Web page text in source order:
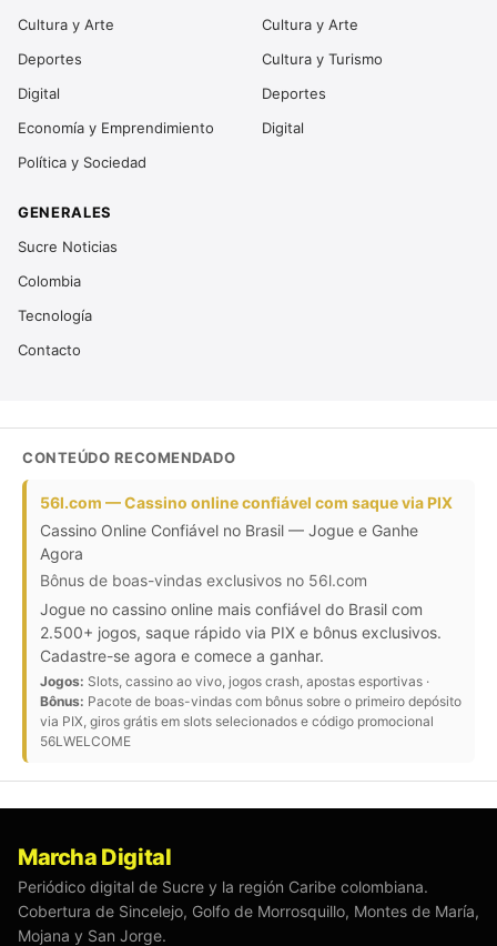
Cultura y Arte
Deportes
Digital
Economía y Emprendimiento
Política y Sociedad
Cultura y Arte
Cultura y Turismo
Deportes
Digital
GENERALES
Sucre Noticias
Colombia
Tecnología
Contacto
CONTEÚDO RECOMENDADO
56l.com — Cassino online confiável com saque via PIX
Cassino Online Confiável no Brasil — Jogue e Ganhe
Agora
Bônus de boas-vindas exclusivos no 56l.com
Jogue no cassino online mais confiável do Brasil com
2.500+ jogos, saque rápido via PIX e bônus exclusivos.
Cadastre-se agora e comece a ganhar.
Jogos: Slots, cassino ao vivo, jogos crash, apostas esportivas ·
Bônus: Pacote de boas-vindas com bônus sobre o primeiro depósito
via PIX, giros grátis em slots selecionados e código promocional
56LWELCOME
Marcha Digital
Periódico digital de Sucre y la región Caribe colombiana.
Cobertura de Sincelejo, Golfo de Morrosquillo, Montes de María,
Mojana y San Jorge.